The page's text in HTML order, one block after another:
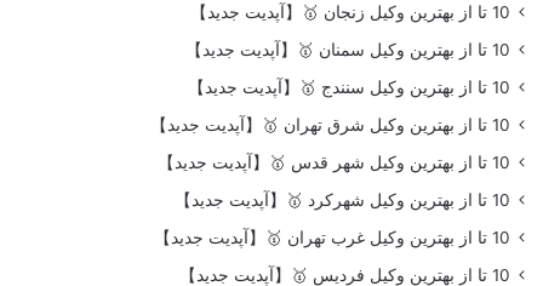
10 تا از بهترین وکیل زنجان 🥇【آپدیت جدید】
10 تا از بهترین وکیل سمنان 🥇【آپدیت جدید】
10 تا از بهترین وکیل سنندج 🥇【آپدیت جدید】
10 تا از بهترین وکیل شرق تهران 🥇【آپدیت جدید】
10 تا از بهترین وکیل شهر قدس 🥇【آپدیت جدید】
10 تا از بهترین وکیل شهرکرد 🥇【آپدیت جدید】
10 تا از بهترین وکیل غرب تهران 🥇【آپدیت جدید】
10 تا از بهترین وکیل فردیس 🥇【آپدیت جدید】